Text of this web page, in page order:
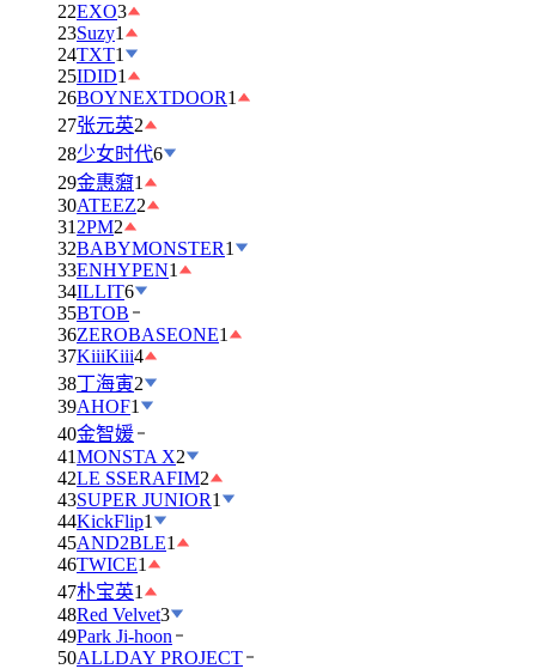
22EXO3
23Suzy1
24TXT1
25IDID1
26BOYNEXTDOOR1
27张元英2
28少女时代6
29金惠奫1
30ATEEZ2
31 2PM2
32BABYMONSTER1
33ENHYPEN1
34ILLIT6
35BTOB
36ZEROBASEONE1
37KiiiKiii4
38丁海寅2
39AHOF1
40金智媛
41MONSTA X2
42LE SSERAFIM2
43SUPER JUNIOR1
44KickFlip1
45AND2BLE1
46TWICE1
47朴宝英1
48Red Velvet3
49Park Ji-hoon
50ALLDAY PROJECT